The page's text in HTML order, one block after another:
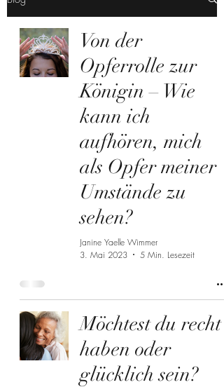
Von der
Opferrolle zur
Königin – Wie
kann ich
aufhören, mich
als Opfer meiner
Umstände zu
sehen?
Janine Yaelle Wimmer
3. Mai 2023
5 Min. Lesezeit
Möchtest du recht
haben oder
glücklich sein?